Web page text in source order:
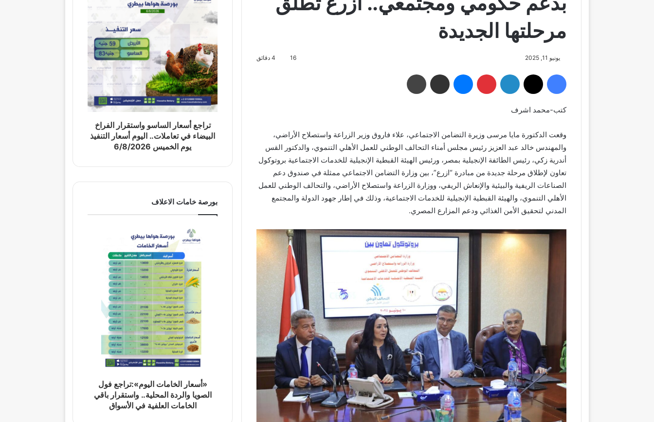
مرحلتها الجديدة
يونيو 11, 2025 16
فيسبوك لينكدإن بينتيريست ماسنجر مشاركة عبر البريد
كتب-محمد اشرف
وقعت الدكتورة مايا مرسى وزيرة التضامن الاجتماعي، علاء فاروق وزير الزراعة واستصلاح الأراضي،
والمهندس خالد عبد العزيز رئيس مجلس أمناء التحالف الوطني للعمل الأهلي التنموي، والدكتور القس
أندرية زكي، رئيس الطائفة الإنجيلية بمصر، ورئيس الهيئة القبطية الإنجيلية للخدمات الاجتماعية بروتوكول
تعاون لإطلاق مرحلة جديدة من مبادرة “ازرع”، بين وزارة التضامن الاجتماعي ممثلة في صندوق دعم
الصناعات الريفية والبيئية والإنعاش الريفي، ووزارة الزراعة واستصلاح الأراضي، والتحالف الوطني للعمل
الأهلي التنموي، والهيئة القبطية الإنجيلية للخدمات الاجتماعية، وذلك في إطار جهود الدولة والمجتمع
المدني لتحقيق الأمن الغذائي ودعم المزارع المصري.
تراجع أسعار الساسو واستقرار الفراخ
البيضاء في تعاملات.. اليوم أسعار التنفيذ
يوم الخميس 6/8/2026
بورصة خامات الاعلاف
«أسعار الخامات اليوم»:تراجع فول
الصويا والردة المحلية.. واستقرار باقي
الخامات العلفية في الأسواق